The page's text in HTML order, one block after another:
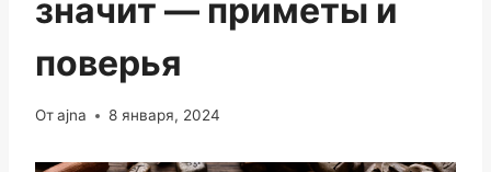
значит — приметы и
поверья
Отajna 8 января, 2024